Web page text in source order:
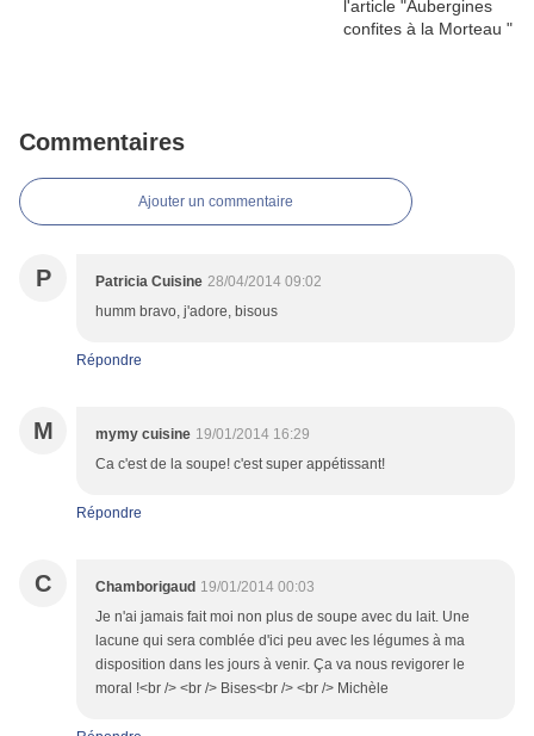
Commentaires
Ajouter un commentaire
P Patricia Cuisine 28/04/2014 09:02
humm bravo, j'adore, bisous
Répondre
M mymy cuisine 19/01/2014 16:29
Ca c'est de la soupe! c'est super appétissant!
Répondre
C Chamborigaud 19/01/2014 00:03
Je n'ai jamais fait moi non plus de soupe avec du lait. Une
lacune qui sera comblée d'ici peu avec les légumes à ma
disposition dans les jours à venir. Ça va nous revigorer le
moral !<br /> <br /> Bises<br /> <br /> Michèle